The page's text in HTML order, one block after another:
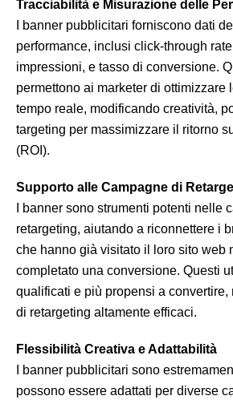
Tracciabilità e Misurazione delle
I banner pubblicitari forniscono dati
performance, inclusi click-through
impressioni, e tasso di conversione.
permettono ai marketer di ottimizzare
tempo reale, modificando creatività,
targeting per massimizzare il ritorno
(ROI).
Supporto alle Campagne di
I banner sono strumenti potenti nelle
retargeting, aiutando a riconnettere i
che hanno già visitato il loro sito web
completato una conversione. Questi
qualificati e più propensi a convertire,
di retargeting altamente efficaci.
Flessibilità Creativa e Adattabilità
I banner pubblicitari sono
possono essere adattati per diverse